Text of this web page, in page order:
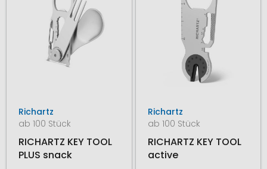
Richartz
ab 100 Stück
RICHARTZ KEY TOOL
PLUS snack
Richartz
ab 100 Stück
RICHARTZ KEY TOOL
active